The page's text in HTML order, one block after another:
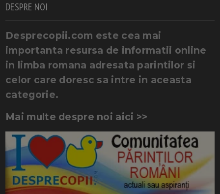
DESPRE NOI
Desprecopii.com este cea mai
importanta resursa de informatii online
in limba romana adresata parintilor si
celor care doresc sa intre in aceasta
categorie.
Mai multe despre noi aici >>